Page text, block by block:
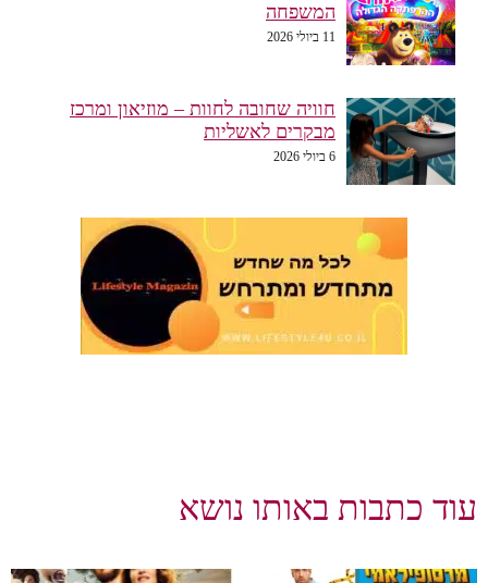
המשפחה
11 ביולי 2026
חוויה שחובה לחוות – מוזיאון ומרכז
מבקרים לאשליות
6 ביולי 2026
עוד כתבות באותו נושא